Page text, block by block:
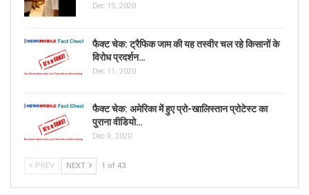
Dec 15, 2020
फैक्ट चेक: ट्रैफिक जाम की यह तस्वीर चल रहे किसानों के
विरोध प्रदर्शन…
Dec 11, 2020
फैक्ट चेक: अमेरिका में हुए प्रो-खालिस्तान प्रोटेस्ट का
पुराना वीडियो…
Dec 9, 2020
PREV NEXT 1 of 43